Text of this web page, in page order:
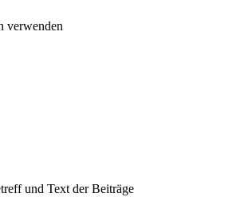
verwenden
und Text der Beiträge